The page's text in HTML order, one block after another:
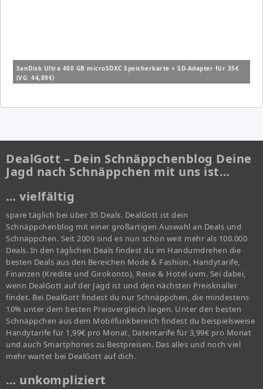
SanDisk Ultra 400 GB microSDXC Speicherkarte + SD-Adapter für 35€
(VG: 44,89€)
DealGott – Dein Schnäppchenblog Deine
Jagd nach Schnäppchen mit uns ist…
… vielfältig
spare täglich bei über 35 Deals. DealGott ist dein
Schnäppchenblog mit einer großartigen Auswahl an Deals und
Schnäppchen. Seit 2009 sind es nun schon weit mehr als 100.000
Deals. In den täglichen Deals findest du im Handumdrehen die
besten Deals aus den Bereichen Mode & Fashion, Handytarife,
Finanzen (Kredite und Girokonto), Reise & Hotel uvm. Sei dabei,
wenn DealGott auf der Jagd ist und den nächsten Preisknaller
findet. Bei DealGott findest du nur Schnäppchen, die mindestens
10% unter dem besten Preisvergleich liegen. Unter den besten
Schnäppchen aus dem Mobilfunkbereich findest du beispielsweise
Handytarife für 1,99€ pro Monat, Datentarife für 3,99€ pro Monat
und auch Smartphones zu Bestpreisen. Das alles und noch viel
mehr wartet bei DealGott auf dich.
… unkompliziert